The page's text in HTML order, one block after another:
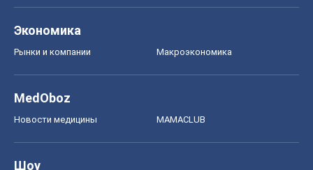
Экономика
Рынки и компании Mакроэкономика
MedOboz
Новости медицины MAMACLUB
Шоу